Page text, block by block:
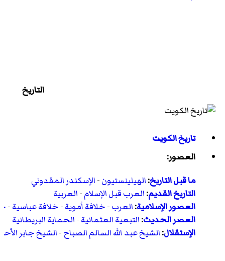
التاريخ
تاريخ الكويت
العصور:
ما قبل التاريخ:الهيلينستيون-الإسكندر المقدوني
التاريخ القديم:العرب قبل الإسلام-العربية
العصور الإسلامية:العرب-خلافة أموية-خلافة عباسية-
العصر الحديث:التبعية العثمانية-الحماية البريطانية
الإستقلال:الشيخ عبد الله السالم الصباح-الشيخ جابر